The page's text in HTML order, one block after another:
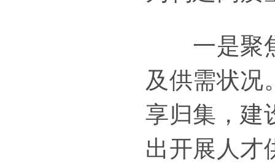
一是聚焦
及供需状况
享归集，建
出开展人才